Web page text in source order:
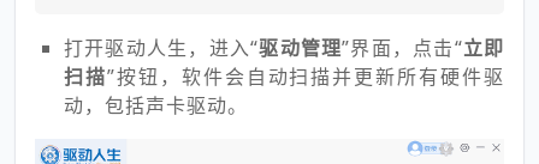
打开驱动人生，进入“驱动管理”界面，点击“立即
扫描”按钮，软件会自动扫描并更新所有硬件驱
动，包括声卡驱动。